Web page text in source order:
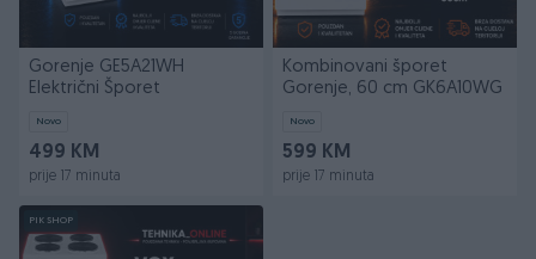
Gorenje GE5A21WH
Električni Šporet
Novo
499 KM
prije 17 minuta
Kombinovani šporet
Gorenje, 60 cm GK6A10WG
Novo
599 KM
prije 17 minuta
PIK SHOP